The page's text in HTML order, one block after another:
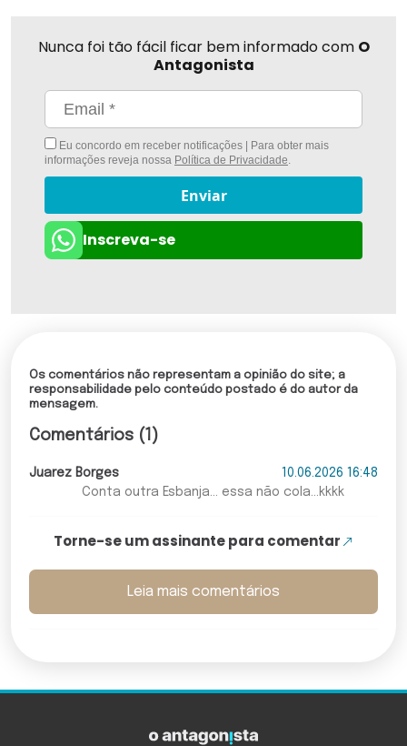
Nunca foi tão fácil ficar bem informado com O
Antagonista
Eu concordo em receber notificações | Para obter mais
informações reveja nossa Política de Privacidade.
Enviar
Inscreva-se
Os comentários não representam a opinião do site; a
responsabilidade pelo conteúdo postado é do autor da
mensagem.
Comentários (1)
Juarez Borges
10.06.2026 16:48
Conta outra Esbanja... essa não cola...kkkk
Torne-se um assinante para comentar
Leia mais comentários